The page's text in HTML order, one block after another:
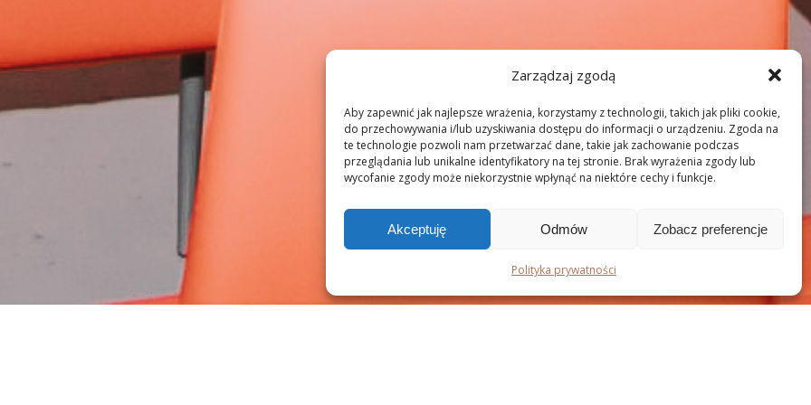
Zarządzaj zgodą
Aby zapewnić jak najlepsze wrażenia, korzystamy z technologii, takich jak pliki cookie,
do przechowywania i/lub uzyskiwania dostępu do informacji o urządzeniu. Zgoda na
te technologie pozwoli nam przetwarzać dane, takie jak zachowanie podczas
przeglądania lub unikalne identyfikatory na tej stronie. Brak wyrażenia zgody lub
wycofanie zgody może niekorzystnie wpłynąć na niektóre cechy i funkcje.
Akceptuję Odmów Zobacz preferencje
Polityka prywatności